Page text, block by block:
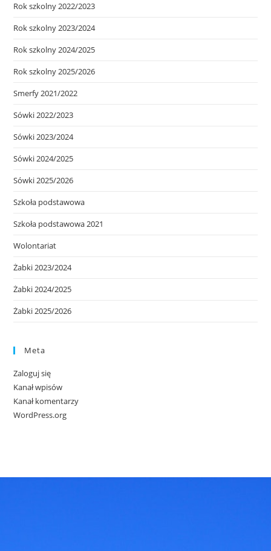
Rok szkolny 2022/2023
Rok szkolny 2023/2024
Rok szkolny 2024/2025
Rok szkolny 2025/2026
Smerfy 2021/2022
Sówki 2022/2023
Sówki 2023/2024
Sówki 2024/2025
Sówki 2025/2026
Szkoła podstawowa
Szkoła podstawowa 2021
Wolontariat
Żabki 2023/2024
Żabki 2024/2025
Żabki 2025/2026
Meta
Zaloguj się
Kanał wpisów
Kanał komentarzy
WordPress.org